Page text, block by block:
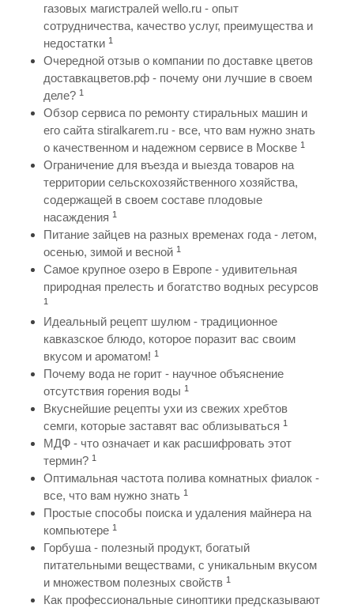
газовых магистралей wello.ru - опыт
сотрудничества, качество услуг, преимущества и
недостатки 1
Очередной отзыв о компании по доставке цветов
доставкацветов.рф - почему они лучшие в своем
деле? 1
Обзор сервиса по ремонту стиральных машин и
его сайта stiralkarem.ru - все, что вам нужно знать
о качественном и надежном сервисе в Москве 1
Ограничение для въезда и выезда товаров на
территории сельскохозяйственного хозяйства,
содержащей в своем составе плодовые
насаждения 1
Питание зайцев на разных временах года - летом,
осенью, зимой и весной 1
Самое крупное озеро в Европе - удивительная
природная прелесть и богатство водных ресурсов
1
Идеальный рецепт шулюм - традиционное
кавказское блюдо, которое поразит вас своим
вкусом и ароматом! 1
Почему вода не горит - научное объяснение
отсутствия горения воды 1
Вкуснейшие рецепты ухи из свежих хребтов
семги, которые заставят вас облизываться 1
МДФ - что означает и как расшифровать этот
термин? 1
Оптимальная частота полива комнатных фиалок -
все, что вам нужно знать 1
Простые способы поиска и удаления майнера на
компьютере 1
Горбуша - полезный продукт, богатый
питательными веществами, с уникальным вкусом
и множеством полезных свойств 1
Как профессиональные синоптики предсказывают